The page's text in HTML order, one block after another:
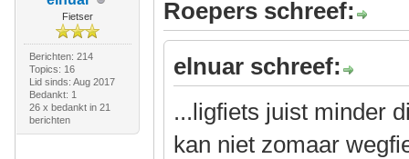
Fietser
Berichten: 214
Topics: 16
Lid sinds: Aug 2017
Bedankt: 1
26 x bedankt in 21
berichten
Roepers schreef:
elnuar schreef:
...ligfiets juist minder
kan niet zomaar